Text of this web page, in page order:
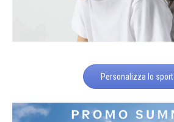
Personalizza lo sport